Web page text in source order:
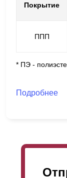
Покрытие
ППП
* ПЭ -
Подробнее